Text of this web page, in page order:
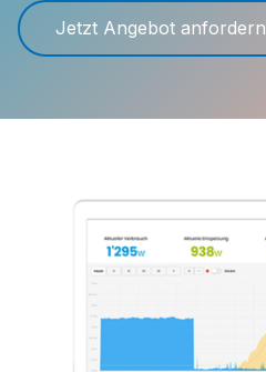
Jetzt Angebot anfordern